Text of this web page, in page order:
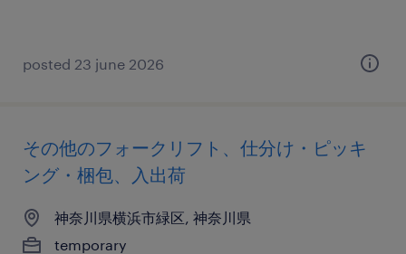
posted 23 june 2026
その他のフォークリフト、仕分け・ピッキ
ング・梱包、入出荷
神奈川県横浜市緑区, 神奈川県
temporary